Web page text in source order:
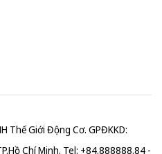
Thế Giới Động Cơ. GPĐKKD:
Chí Minh. Tel: +84.888888.84 -